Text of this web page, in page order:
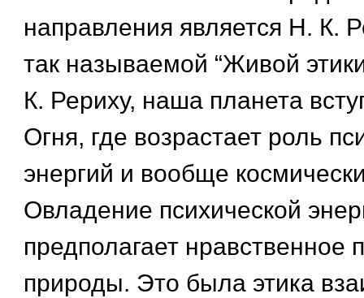
направления является Н. К.
так называемой “Живой
К. Рериху, наша планета
Огня, где возрастает роль
энергий и вообще
Овладение психической
предполагает нравственное
природы. Это была этика